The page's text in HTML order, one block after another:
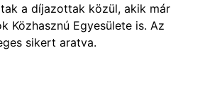
a díjazottak közül, akik már
Közhasznú Egyesülete is. Az
sikert aratva.